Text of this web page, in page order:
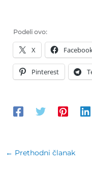
Podeli ovo:
X
Pinterest
← Prethodni članak